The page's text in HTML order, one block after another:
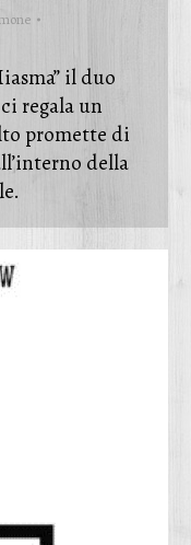
il duo
regala un
promette di
della